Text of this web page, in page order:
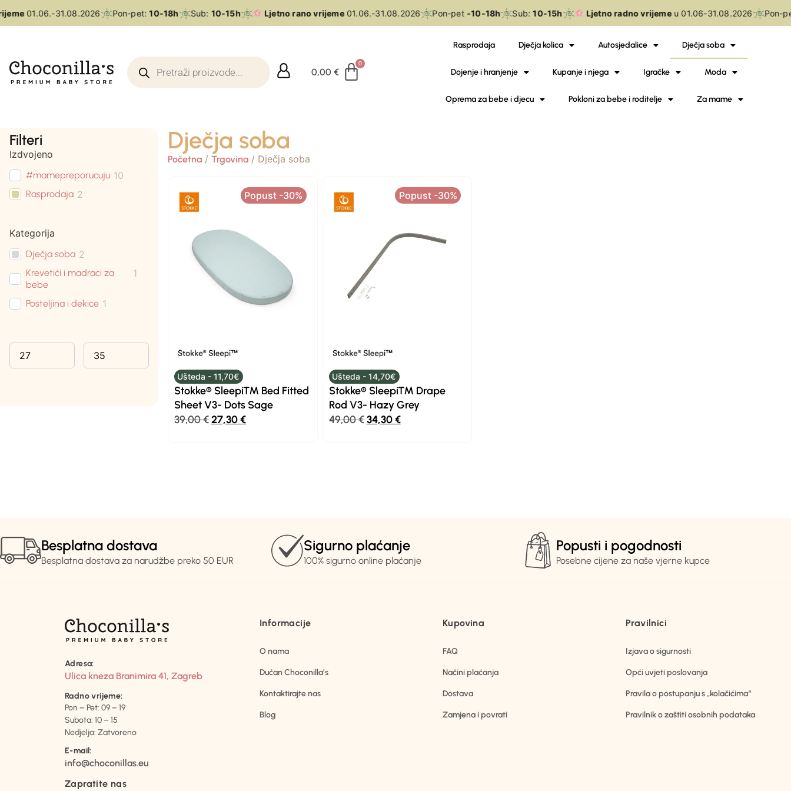
01.06.-31.08.2026 Pon-pet:10-18h Sub:10-15h Ljetno rano vrijeme01.06.-31.08.2026 Pon-pet-10-18h Sub:10-15h Ljetno radno vrijemeu 01.06-31.08.2026 Pon-
0,00€
Rasprodaja Dječja kolica Autosjedalice Dječja soba
Dojenje i hranjenje Kupanje i njega Igračke Moda
Oprema za bebe i djecu Pokloni za bebe i roditelje Za mame
Filteri
Izdvojeno
#mamepreporucuju 10
Rasprodaja 2
Kategorija
Dječja soba 2
Krevetići i madraci za
bebe
1
Posteljina i dekice 1
Dječja soba
Početna/ Trgovina/ Dječja soba
Popust -30%
Ušteda - 11,70€
Stokke® Sleepi™ Bed Fitted
Sheet V3- Dots Sage
39,00€27,30€
Popust -30%
Ušteda - 14,70€
Stokke® Sleepi™ Drape
Rod V3- Hazy Grey
49,00€ 34,30€
Besplatna dostava
Besplatna dostava za narudžbe preko 50 EUR
Sigurno plaćanje
100% sigurno online plaćanje
Popusti i pogodnosti
Posebne cijene za naše vjerne kupce
Adresa:
Ulica kneza Branimira 41, Zagreb
Radno vrijeme:
Pon – Pet: 09 – 19
Subota: 10 – 15
Nedjelja: Zatvoreno
E-mail:
info@choconillas.eu
Zapratite nas
Informacije
O nama
Dućan Choconilla’s
Kontaktirajte nas
Blog
Kupovina
FAQ
Načini plaćanja
Dostava
Zamjena i povrati
Pravilnici
Izjava o sigurnosti
Opći uvjeti poslovanja
Pravila o postupanju s „kolačićima“
Pravilnik o zaštiti osobnih podataka